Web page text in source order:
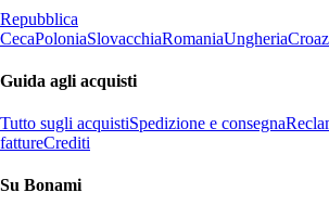
Repubblica
CecaPoloniaSlovacchiaRomaniaUngheria
Guida agli acquisti
Tutto sugli acquistiSpedizione e consegna
fattureCrediti
Su Bonami